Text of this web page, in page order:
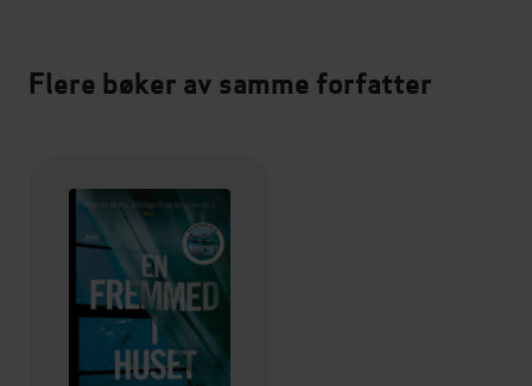
Flere bøker av samme forfatter